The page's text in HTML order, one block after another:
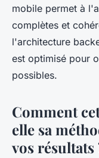
mobile permet à
complètes et
l'architecture
est optimisé pour
possibles.
Comment
elle sa
vos résultats